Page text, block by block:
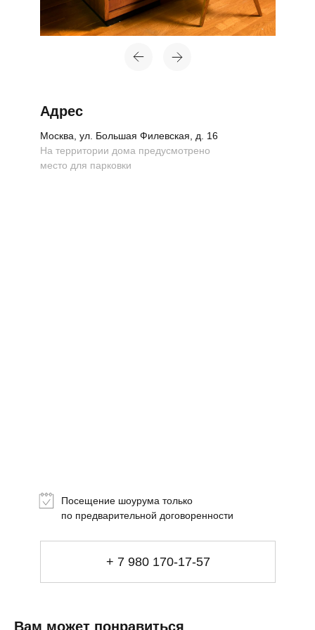
+ 7 980 170-17-57
Посещение шоурума только
по предварительной договоренности
Москва, ул. Большая Филевская, д. 16
Адрес
На территории дома предусмотрено
место для парковки
Вам может понравиться
Декор
Купить за 100 000 ₽
Купить за 100 000 ₽